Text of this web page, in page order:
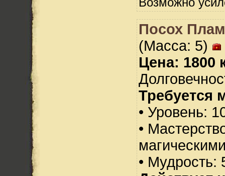
Посох
(Масса: 5)
Цена: 1800
Требуется
• Уровень:
•
• Мудрость: